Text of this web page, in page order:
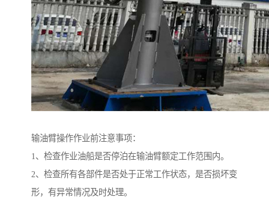
输油臂操作作业前注意事项：
1、检查作业油船是否停泊在输油臂额定工作范围内。
2、检查所有各部件是否处于正常工作状态，是否损坏变
形，有异常情况及时处理。